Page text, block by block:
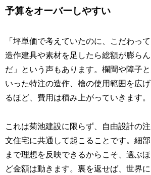
予算をオーバーしやすい
「坪単価で考えていたのに、こだわって
造作建具や素材を足したら総額が膨らん
だ」という声もあります。欄間や障子と
いった特注の造作、檜の使用範囲を広げ
るほど、費用は積み上がっていきます。
これは菊池建設に限らず、自由設計の注
文住宅に共通して起こることです。細部
まで理想を反映できるからこそ、選ぶほ
ど金額は動きます。裏を返せば、世界に